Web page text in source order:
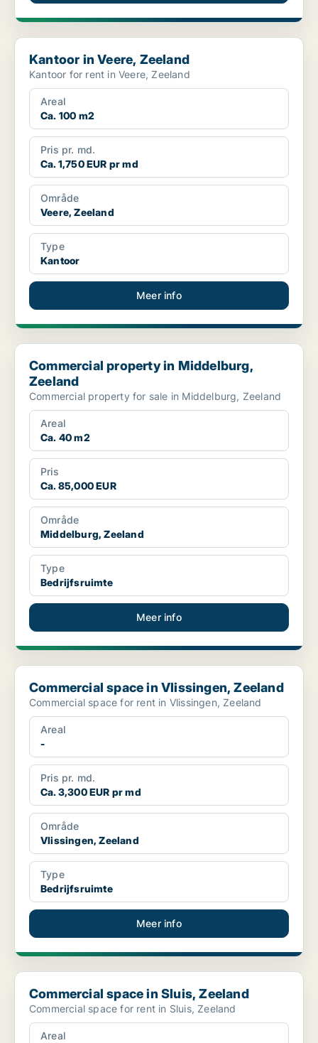
Kantoor in Veere, Zeeland
Kantoor in Veere, Zeeland
Kantoor for rent in Veere, Zeeland
Areal
Ca. 100 m2
Pris pr. md.
Ca. 1,750 EUR pr md
Område
Veere, Zeeland
Type
Kantoor
Meer info
Commercial property in Middelburg, Zeeland
Commercial property in Middelburg,
Zeeland
Commercial property for sale in Middelburg, Zeeland
Areal
Ca. 40 m2
Pris
Ca. 85,000 EUR
Område
Middelburg, Zeeland
Type
Bedrijfsruimte
Meer info
Commercial space in Vlissingen, Zeeland
Commercial space in Vlissingen, Zeeland
Commercial space for rent in Vlissingen, Zeeland
Areal
-
Pris pr. md.
Ca. 3,300 EUR pr md
Område
Vlissingen, Zeeland
Type
Bedrijfsruimte
Meer info
Commercial space in Sluis, Zeeland
Commercial space in Sluis, Zeeland
Commercial space for rent in Sluis, Zeeland
Areal